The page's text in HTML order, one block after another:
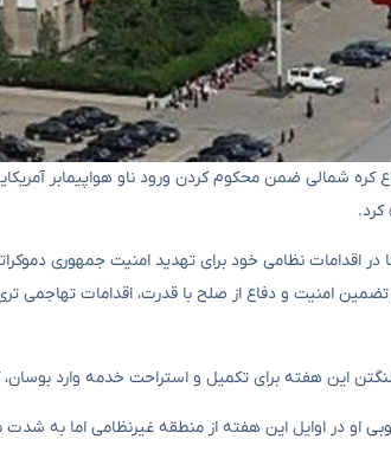
کره شمالی ضمن محکوم کردن ورود ناو هواپیمابر
کرد.
در اقدامات نظامی خود برای تهدید امنیت جمهوری
امنیت و دفاع از صلح با قدرت، اقدامات تهاجمی تری
این هفته برای تکمیل و استراحت خدمه وارد
او در اوایل این هفته از منطقه غیرنظامی اما به